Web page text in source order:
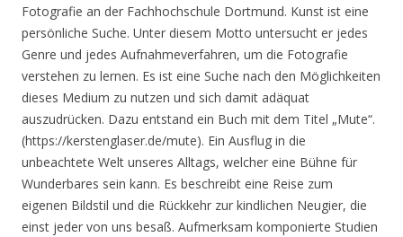
Fotografie an der Fachhochschule Dortmund. Kunst ist eine
persönliche Suche. Unter diesem Motto untersucht er jedes
Genre und jedes Aufnahmeverfahren, um die Fotografie
verstehen zu lernen. Es ist eine Suche nach den Möglichkeiten
dieses Medium zu nutzen und sich damit adäquat
auszudrücken. Dazu entstand ein Buch mit dem Titel „Mute“.
(https://kerstenglaser.de/mute). Ein Ausflug in die
unbeachtete Welt unseres Alltags, welcher eine Bühne für
Wunderbares sein kann. Es beschreibt eine Reise zum
eigenen Bildstil und die Rückkehr zur kindlichen Neugier, die
einst jeder von uns besaß. Aufmerksam komponierte Studien